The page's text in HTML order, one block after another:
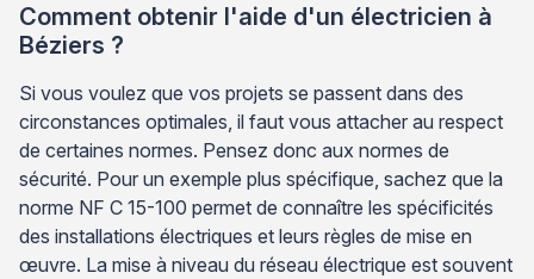
Comment obtenir l'aide d'un électricien à
Béziers ?
Si vous voulez que vos projets se passent dans des
circonstances optimales, il faut vous attacher au respect
de certaines normes. Pensez donc aux normes de
sécurité. Pour un exemple plus spécifique, sachez que la
norme NF C 15-100 permet de connaître les spécificités
des installations électriques et leurs règles de mise en
œuvre. La mise à niveau du réseau électrique est souvent